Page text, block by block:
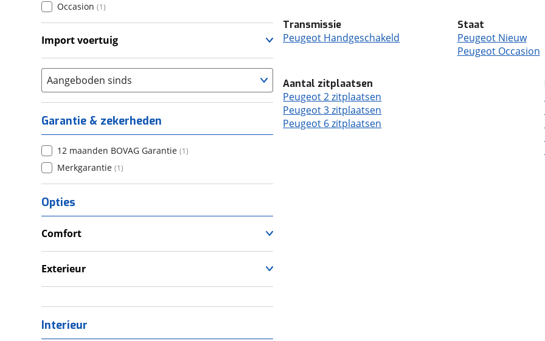
Occasion (1)
Import voertuig
Aangeboden sinds
Garantie & zekerheden
12 maanden BOVAG Garantie (1)
Merkgarantie (1)
Opties
Comfort
Televisie
Exterieur
Interieur
Transmissie
Peugeot Handgeschakeld
Staat
Peugeot Nieuw
Peugeot Occasion
Aantal zitplaatsen
Peugeot 2 zitplaatsen
Peugeot 3 zitplaatsen
Peugeot 6 zitplaatsen